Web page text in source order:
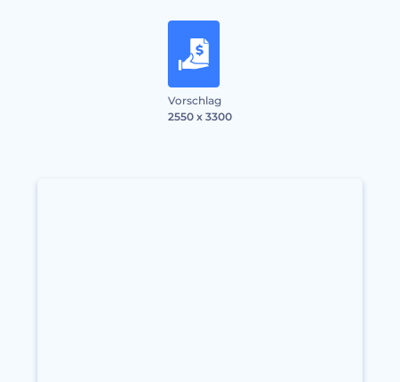
Vorschlag
2550 x 3300